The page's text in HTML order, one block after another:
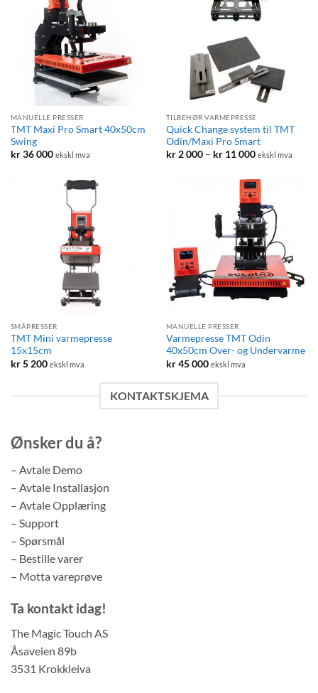
MANUELLE PRESSER
TMT Maxi Pro Smart 40x50cm
Swing
kr36 000 ekskl mva
TILBEHØR VARMEPRESSE
Quick Change system til TMT
Odin/Maxi Pro Smart
kr2 000 – kr11 000Prisområde:
til
kr 11
000
ekskl mva
SMÅPRESSER
TMT Mini varmepresse
15x15cm
kr5 200 ekskl mva
MANUELLE PRESSER
Varmepresse TMT Odin
40x50cm Over- og Undervarme
kr45 000 ekskl mva
KONTAKTSKJEMA
Ønsker du å?
– Avtale Demo
– Avtale Installasjon
– Avtale Opplæring
– Support
– Spørsmål
– Bestille varer
– Motta vareprøve
Ta kontakt idag!
The Magic Touch AS
Åsaveien 89b
3531 Krokkleiva